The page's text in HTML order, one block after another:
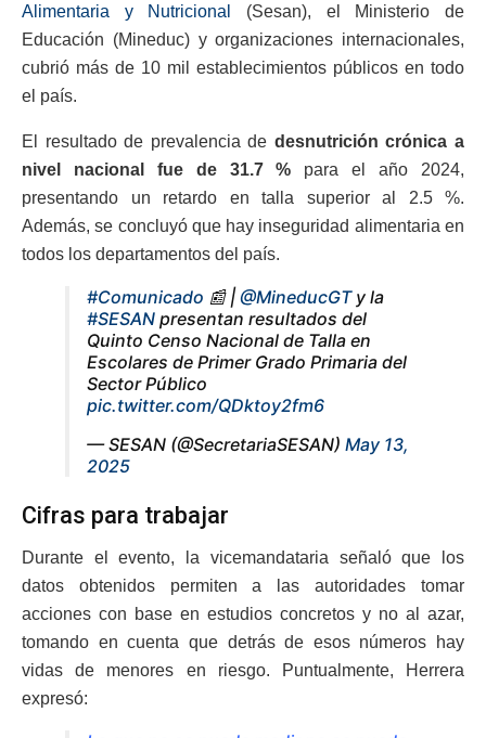
Alimentaria y Nutricional
(Sesan), el Ministerio de
Educación (Mineduc) y organizaciones internacionales,
cubrió más de 10 mil establecimientos públicos en todo
el país.
El resultado de prevalencia de desnutrición crónica a
nivel nacional fue de
31.7 % para el año 2024,
presentando un retardo en talla superior al 2.5 %.
Además, se concluyó que hay inseguridad alimentaria en
todos los departamentos del país.
#Comunicado 📰 | @MineducGTy la
#SESAN presentan resultados del
Quinto Censo Nacional de Talla en
Escolares de Primer Grado Primaria del
Sector Público
pic.twitter.com/QDktoy2fm6
— SESAN (@SecretariaSESAN) May 13,
2025
Cifras para trabajar
Durante el evento, la vicemandataria señaló que los
datos obtenidos permiten a las autoridades tomar
acciones con base en estudios concretos y no al azar,
tomando en cuenta que detrás de esos números hay
vidas de menores en riesgo. Puntualmente, Herrera
expresó: